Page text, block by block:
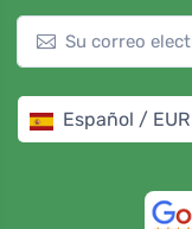
Español / EUR